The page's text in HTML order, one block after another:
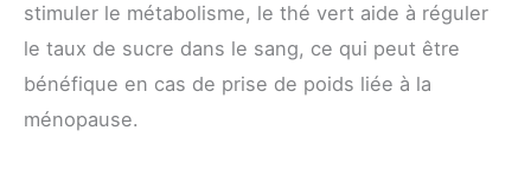
stimuler le métabolisme, le thé vert aide à réguler
le taux de sucre dans le sang, ce qui peut être
bénéfique en cas de prise de poids liée à la
ménopause.